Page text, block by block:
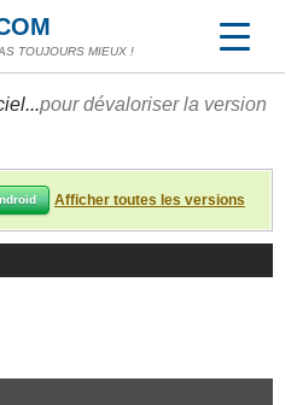
TOUJOURS MIEUX !
pour dévaloriser la version
Afficher toutes les versions